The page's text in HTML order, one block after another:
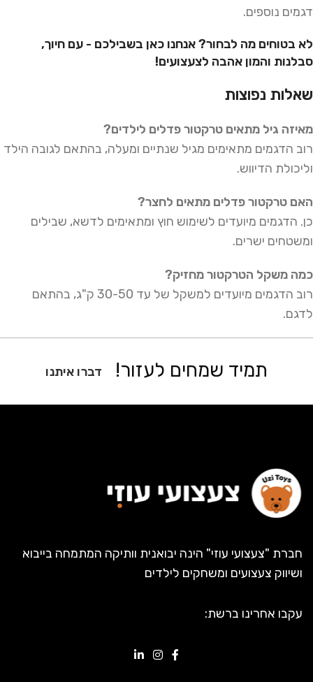
דגמים נוספים.
לא בטוחים מה לבחור? אנחנו כאן בשבילכם - עם חיוך,
סבלנות והמון אהבה לצעצועים!
שאלות נפוצות
מאיזה גיל מתאים טרקטור פדלים לילדים?
רוב הדגמים מתאימים מגיל שנתיים ומעלה, בהתאם לגובה הילד
וליכולת הדיווש.
האם טרקטור פדלים מתאים לחצר?
כן. הדגמים מיועדים לשימוש חוץ ומתאימים לדשא, שבילים
ומשטחים ישרים.
כמה משקל הטרקטור מחזיק?
רוב הדגמים מיועדים למשקל של עד 30-50 ק"ג, בהתאם
לדגם.
תמיד שמחים לעזור! דברו איתנו
חברת "צעצועי עוזי" הינה יבואנית וותיקה המתמחה בייבוא
ושיווק צעצועים ומשחקים לילדים
עקבו אחרינו ברשת: